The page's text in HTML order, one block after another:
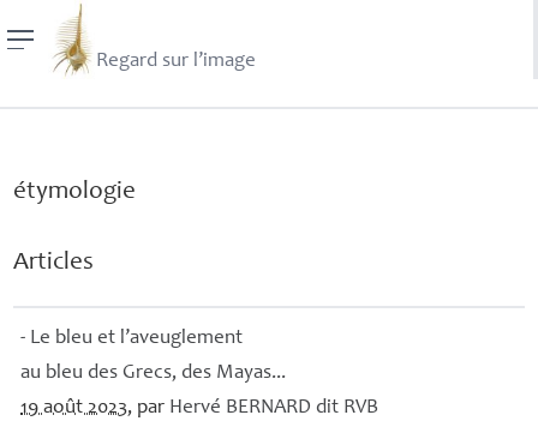
Regard sur l’image
étymologie
Articles
- Le bleu et l’aveuglement
au bleu des Grecs, des Mayas...
19 août 2023, par Hervé BERNARD dit RVB